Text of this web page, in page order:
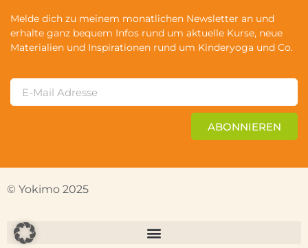
Melde dich zu meinem monatlichen Newsletter an und
erhalte ganz bequem Infos rund um aktuelle Kurse, neue
Materialien und Inspirationen rund um Kinderyoga und Co.
ABONNIEREN
© Yokimo 2025